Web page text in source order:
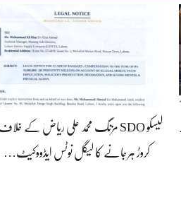
کروڑ ہرجانے کا لیگل نوٹس ایڈووکیٹ…